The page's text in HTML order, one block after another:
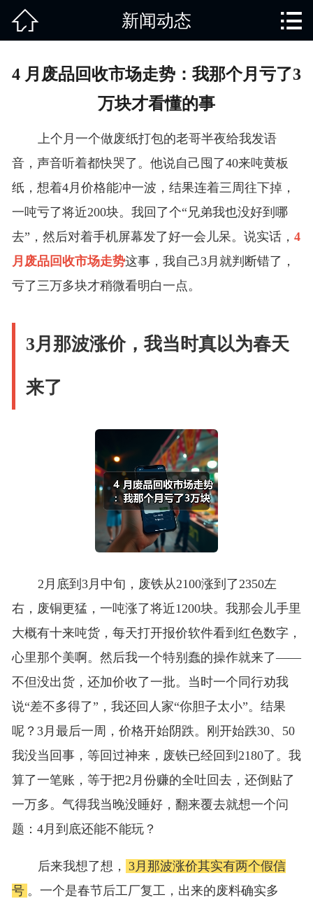
回收范围
服务项目
新闻动态
免责说明
 新闻动态 
4 月废品回收市场走势：我那个月亏了3
万块才看懂的事
上个月一个做废纸打包的老哥半夜给我发语
音，声音听着都快哭了。他说自己囤了40来吨黄板
纸，想着4月价格能冲一波，结果连着三周往下掉，
一吨亏了将近200块。我回了个“兄弟我也没好到哪
去”，然后对着手机屏幕发了好一会儿呆。说实话， 4
月废品回收市场走势这事，我自己3月就判断错了，
亏了三万多块才稍微看明白一点。
3月那波涨价，我当时真以为春天
来了
2月底到3月中旬，废铁从2100涨到了2350左
右，废铜更猛，一吨涨了将近1200块。我那会儿手里
大概有十来吨货，每天打开报价软件看到红色数字，
心里那个美啊。然后我一个特别蠢的操作就来了——
不但没出货，还加价收了一批。当时一个同行劝我
说“差不多得了”，我还回人家“你胆子太小”。结果
呢？3月最后一周，价格开始阴跌。刚开始跌30、50
我没当回事，等回过神来，废铁已经回到2180了。我
算了一笔账，等于把2月份赚的全吐回去，还倒贴了
一万多。气得我当晚没睡好，翻来覆去就想一个问
题：4月到底还能不能玩？
后来我想了想， 3月那波涨价其实有两个假信
号 。一个是春节后工厂复工，出来的废料确实多